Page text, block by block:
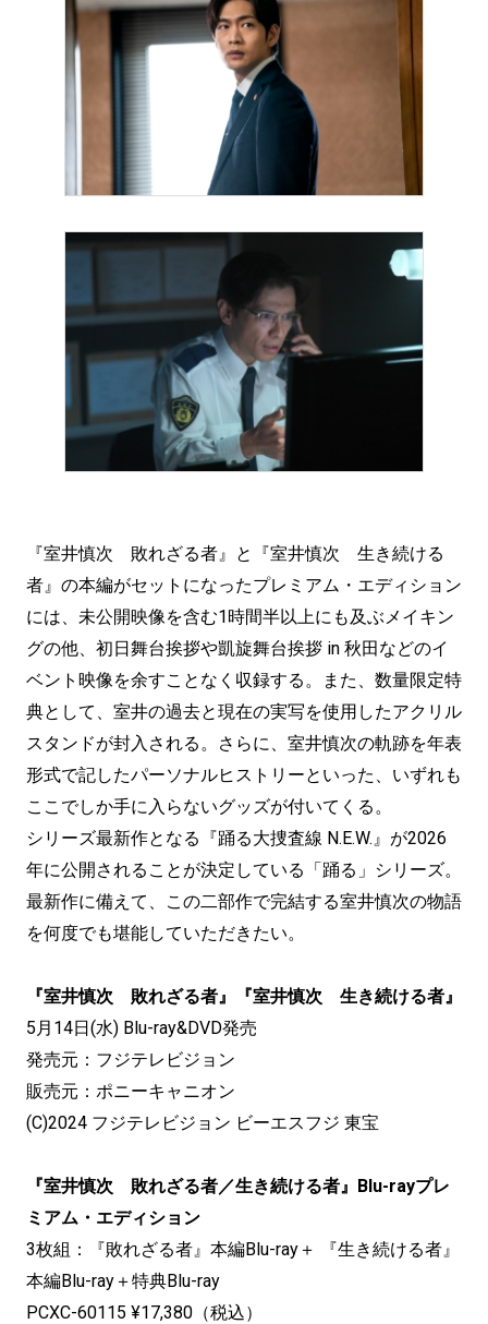
『室井慎次 敗れざる者』と『室井慎次 生き続ける
者』の本編がセットになったプレミアム・エディション
には、未公開映像を含む1時間半以上にも及ぶメイキン
グの他、初日舞台挨拶や凱旋舞台挨拶 in 秋田などのイ
ベント映像を余すことなく収録する。また、数量限定特
典として、室井の過去と現在の実写を使用したアクリル
スタンドが封入される。さらに、室井慎次の軌跡を年表
形式で記したパーソナルヒストリーといった、いずれも
ここでしか手に入らないグッズが付いてくる。
シリーズ最新作となる『踊る大捜査線 N.E.W.』が2026
年に公開されることが決定している「踊る」シリーズ。
最新作に備えて、この二部作で完結する室井慎次の物語
を何度でも堪能していただきたい。
『室井慎次 敗れざる者』『室井慎次 生き続ける者』
5月14日(水) Blu-ray&DVD発売
発売元：フジテレビジョン
販売元：ポニーキャニオン
(C)2024 フジテレビジョン ビーエスフジ 東宝
『室井慎次 敗れざる者／生き続ける者』Blu-rayプレ
ミアム・エディション
3枚組：『敗れざる者』本編Blu-ray＋ 『生き続ける者』
本編Blu-ray＋特典Blu-ray
PCXC-60115 ¥17,380（税込）